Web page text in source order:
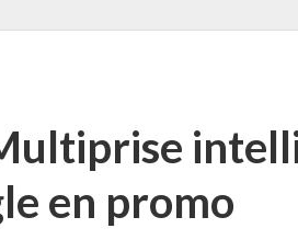
en promo